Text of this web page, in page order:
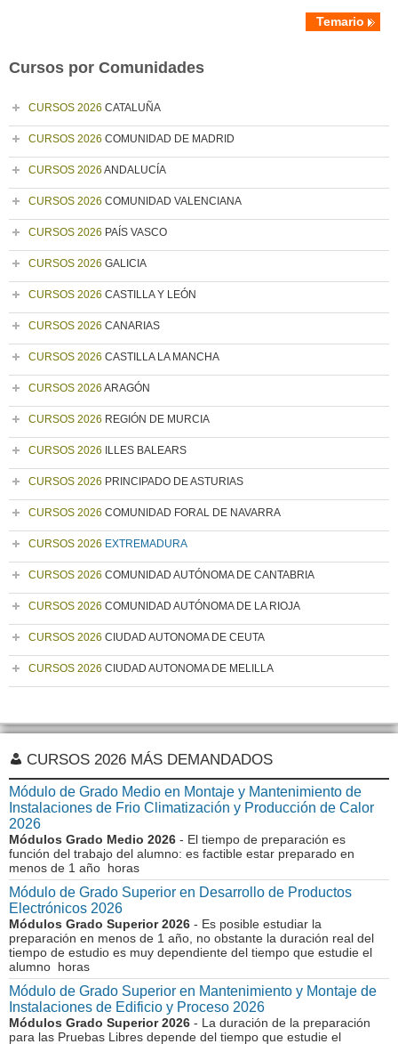
Temario
Cursos por Comunidades
CURSOS 2026 CATALUÑA
CURSOS 2026 COMUNIDAD DE MADRID
CURSOS 2026 ANDALUCÍA
CURSOS 2026 COMUNIDAD VALENCIANA
CURSOS 2026 PAÍS VASCO
CURSOS 2026 GALICIA
CURSOS 2026 CASTILLA Y LEÓN
CURSOS 2026 CANARIAS
CURSOS 2026 CASTILLA LA MANCHA
CURSOS 2026 ARAGÓN
CURSOS 2026 REGIÓN DE MURCIA
CURSOS 2026 ILLES BALEARS
CURSOS 2026 PRINCIPADO DE ASTURIAS
CURSOS 2026 COMUNIDAD FORAL DE NAVARRA
CURSOS 2026 EXTREMADURA
CURSOS 2026 COMUNIDAD AUTÓNOMA DE CANTABRIA
CURSOS 2026 COMUNIDAD AUTÓNOMA DE LA RIOJA
CURSOS 2026 CIUDAD AUTONOMA DE CEUTA
CURSOS 2026 CIUDAD AUTONOMA DE MELILLA
CURSOS 2026 MÁS DEMANDADOS
Módulo de Grado Medio en Montaje y Mantenimiento de
Instalaciones de Frio Climatización y Producción de Calor
2026
Módulos Grado Medio 2026 - El tiempo de preparación es
función del trabajo del alumno: es factible estar preparado en
menos de 1 año horas
Módulo de Grado Superior en Desarrollo de Productos
Electrónicos 2026
Módulos Grado Superior 2026 - Es posible estudiar la
preparación en menos de 1 año, no obstante la duración real del
tiempo de estudio es muy dependiente del tiempo que estudie el
alumno horas
Módulo de Grado Superior en Mantenimiento y Montaje de
Instalaciones de Edificio y Proceso 2026
Módulos Grado Superior 2026 - La duración de la preparación
para las Pruebas Libres depende del tiempo que estudie el